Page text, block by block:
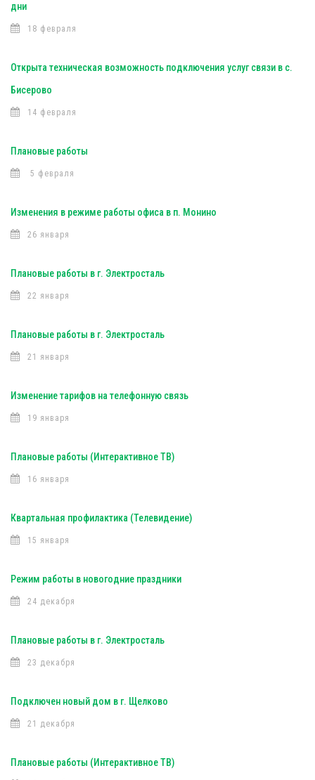
дни
18 февраля
Открыта техническая возможность подключения услуг связи в с.
Бисерово
14 февраля
Плановые работы
5 февраля
Изменения в режиме работы офиса в п. Монино
26 января
Плановые работы в г. Электросталь
22 января
Плановые работы в г. Электросталь
21 января
Изменение тарифов на телефонную связь
19 января
Плановые работы (Интерактивное ТВ)
16 января
Квартальная профилактика (Телевидение)
15 января
Режим работы в новогодние праздники
24 декабря
Плановые работы в г. Электросталь
23 декабря
Подключен новый дом в г. Щелково
21 декабря
Плановые работы (Интерактивное ТВ)